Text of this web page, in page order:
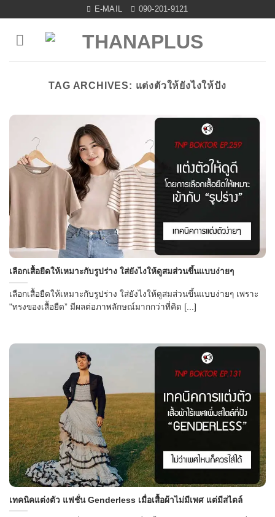
content
E-MAIL 090-201-9121
TAG ARCHIVES: แต่งตัวให้ยังไงให้ปัง
เลือกเสื้อยืดให้เหมาะกับรูปร่าง ใส่ยังไงให้ดูสมส่วนขึ้นแบบง่ายๆ
เลือกเสื้อยืดให้เหมาะกับรูปร่าง ใส่ยังไงให้ดูสมส่วนขึ้นแบบง่ายๆ เพราะ
"ทรงของเสื้อยืด” มีผลต่อภาพลักษณ์มากกว่าที่คิด [...]
เทคนิคแต่งตัว แฟชั่น Genderless เมื่อเสื้อผ้าไม่มีเพศ แต่มีสไตล์